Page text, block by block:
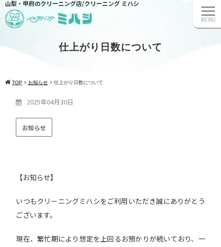
山梨・甲府のクリーニング店/クリーニング ミハシ
仕上がり日数について
TOP > お知らせ > 仕上がり日数について
2025年04月30日
お知らせ
【お知らせ】
いつもクリーニングミハシをご利用いただき誠にありがとう
ございます。
現在、繁忙期により想定を上回るお預かりが続いており、一